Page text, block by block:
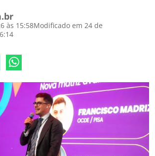
às 15:58Modificado em 24 de